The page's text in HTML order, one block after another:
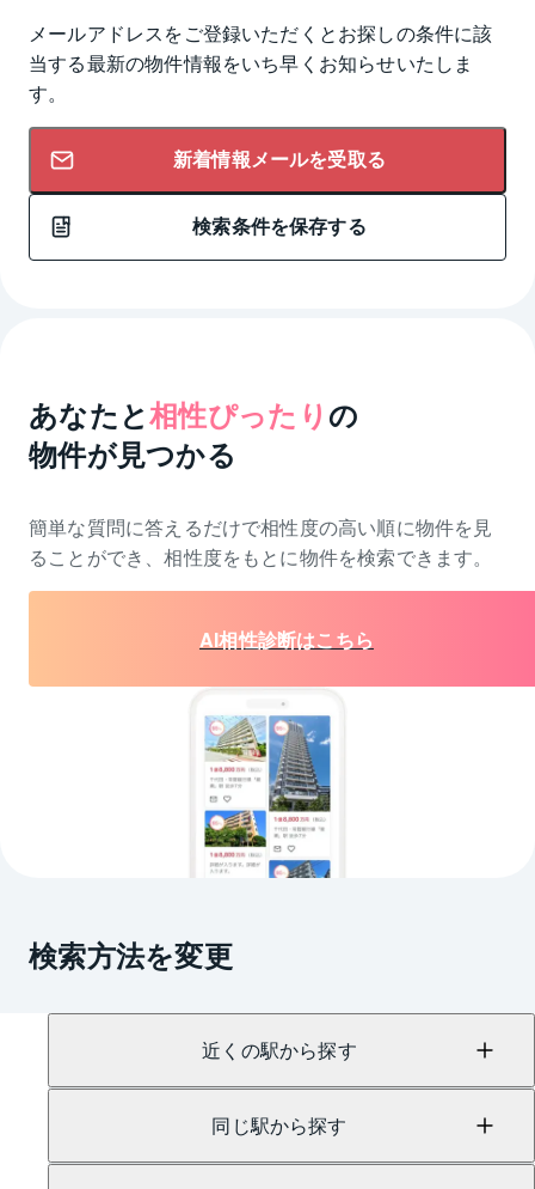
メールアドレスをご登録いただくとお探しの条件に該
当する最新の物件情報をいち早くお知らせいたしま
す。
新着情報メールを受取る
検索条件を保存する
あなたと相性ぴったり の
物件が見つかる
簡単な質問に答えるだけで相性度の高い順に物件を 見
ることができ、相性度をもとに物件を検索できます。
AI相性診断はこちら
検索方法を変更
近くの駅から探す
同じ駅から探す